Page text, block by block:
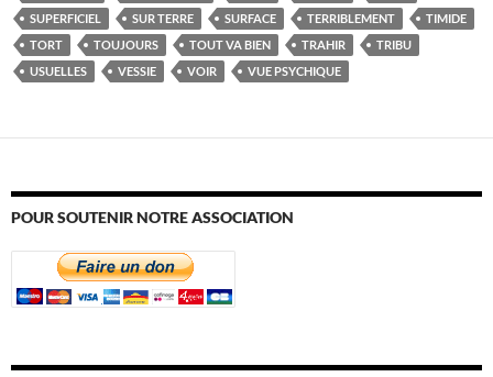
SUPERFICIEL
SUR TERRE SURFACE TERRIBLEMENT
TIMIDE
TORT
TOUJOURS TOUT VA BIEN TRAHIR
TRIBU
USUELLES
VESSIE VOIR VUE PSYCHIQUE
POUR SOUTENIR NOTRE ASSOCIATION